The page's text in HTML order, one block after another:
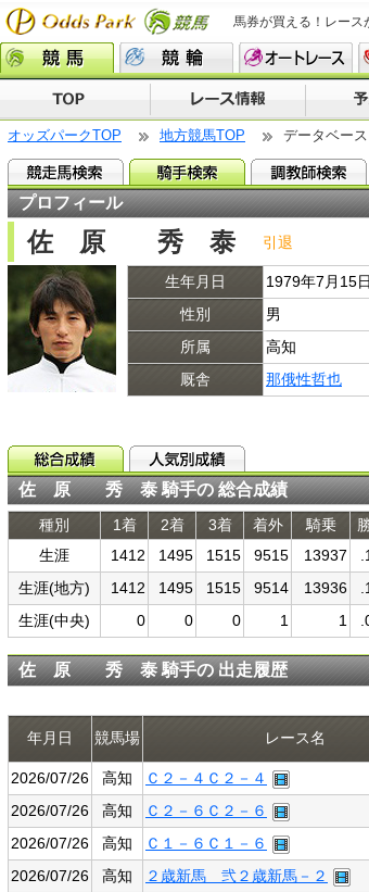
馬券が買える！レース
オッズパークTOP 地方競馬TOP データベース
プロフィール
佐 原 秀 泰 引退
生年月日
1979年7月15日
性別
男
所属
高知
厩舎
那俄性哲也
佐 原 秀 泰 騎手の 総合成績
種別 1着 2着 3着 着外 騎乗
生涯
1412 1495 1515 9515 13937
生涯(地方)
1412 1495 1515 9514 13936
生涯(中央)
0 0 0 1 1
佐 原 秀 泰 騎手の 出走履歴
年月日 競馬場 レース名
2026/07/26 高知 Ｃ２－４Ｃ２－４
2026/07/26
高知 Ｃ２－６Ｃ２－６
2026/07/26
高知 Ｃ１－６Ｃ１－６
2026/07/26
高知 ２歳新馬 弐２歳新馬－２